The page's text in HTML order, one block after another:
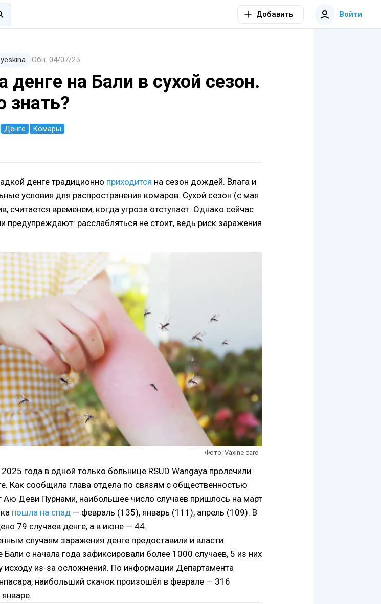
Добавить Войти
Обн. 04/07/25
денге на Бали в сухой сезон.
знать?
Денге
Комары
денге традиционно приходится на сезон дождей. Влага и
условия для распространения комаров. Сухой сезон (с мая
считается временем, когда угроза отступает. Однако сейчас
предупреждают: расслабляться не стоит, ведь риск заражения
Фото: Vaxine care
года в одной только больнице RSUD Wangaya пролечили
Как сообщила глава отдела по связям с общественностью
Аю Деви Пурнами, наибольшее число случаев пришлось на март
пошла на спад — февраль (135), январь (111), апрель (109). В
79 случаев денге, а в июне — 44.
случаям заражения денге предоставили и власти
с начала года зафиксировали более 1000 случаев, 5 из них
исходу из-за осложнений. По информации Департамента
наибольший скачок произошёл в феврале — 316